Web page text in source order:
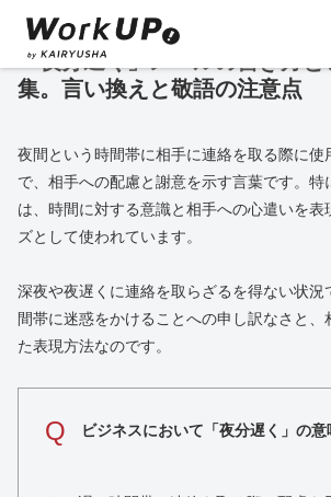
「夜分遅く」メールの書き方と
集。言い換えと敬語の注意点
夜間という時間帯に相手に連絡を取る際に使
で、相手への配慮と謝意を示す言葉です。特
は、時間に対する意識と相手への心遣いを表
ズとして使われています。
深夜や夜遅くに連絡を取らざるを得ない状況
間帯に迷惑をかけることへの申し訳なさと、
た表現方法なのです。
Q ビジネスにおいて「夜分遅く」の意